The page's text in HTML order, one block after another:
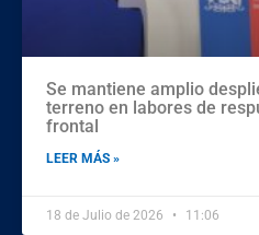
Se mantiene amplio
terreno en labores de
frontal
LEER MÁS »
18 de Julio de 2026 11:06